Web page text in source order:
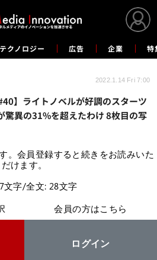
テクノロジー 広告 企業 特
】ライトノベルが好調のスターツ
驚異の31%を超えたわけ 8枚目の写
2022.1.14 Fri 7:00
。会員登録すると続きをお読みいた
だけます。
文字/全文: 28文字
会員の方はこちら
ログイン